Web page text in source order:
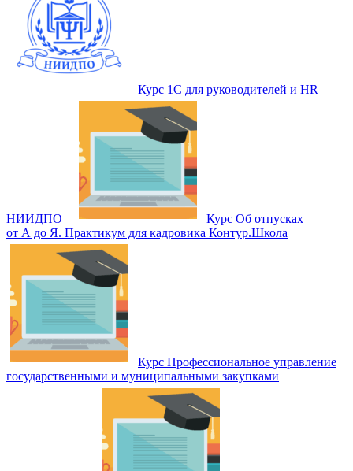
Курс 1С для руководителей и HR
НИИДПО
Курс Об отпусках
от А до Я. Практикум для кадровика Контур.Школа
Курс Профессиональное управление
государственными и муниципальными закупками